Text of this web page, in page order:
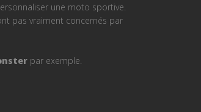
une moto sportive.
pas vraiment concernés par
par exemple.